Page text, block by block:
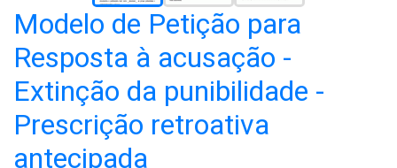
Modelo de Petição para
Resposta à acusação -
Extinção da punibilidade -
Prescrição retroativa
antecipada